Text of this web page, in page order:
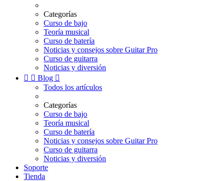
Categorías
Curso de bajo
Teoría musical
Curso de batería
Noticias y consejos sobre Guitar Pro
Curso de guitarra
Noticias y diversión
  Blog 
Todos los artículos
Categorías
Curso de bajo
Teoría musical
Curso de batería
Noticias y consejos sobre Guitar Pro
Curso de guitarra
Noticias y diversión
Soporte
Tienda